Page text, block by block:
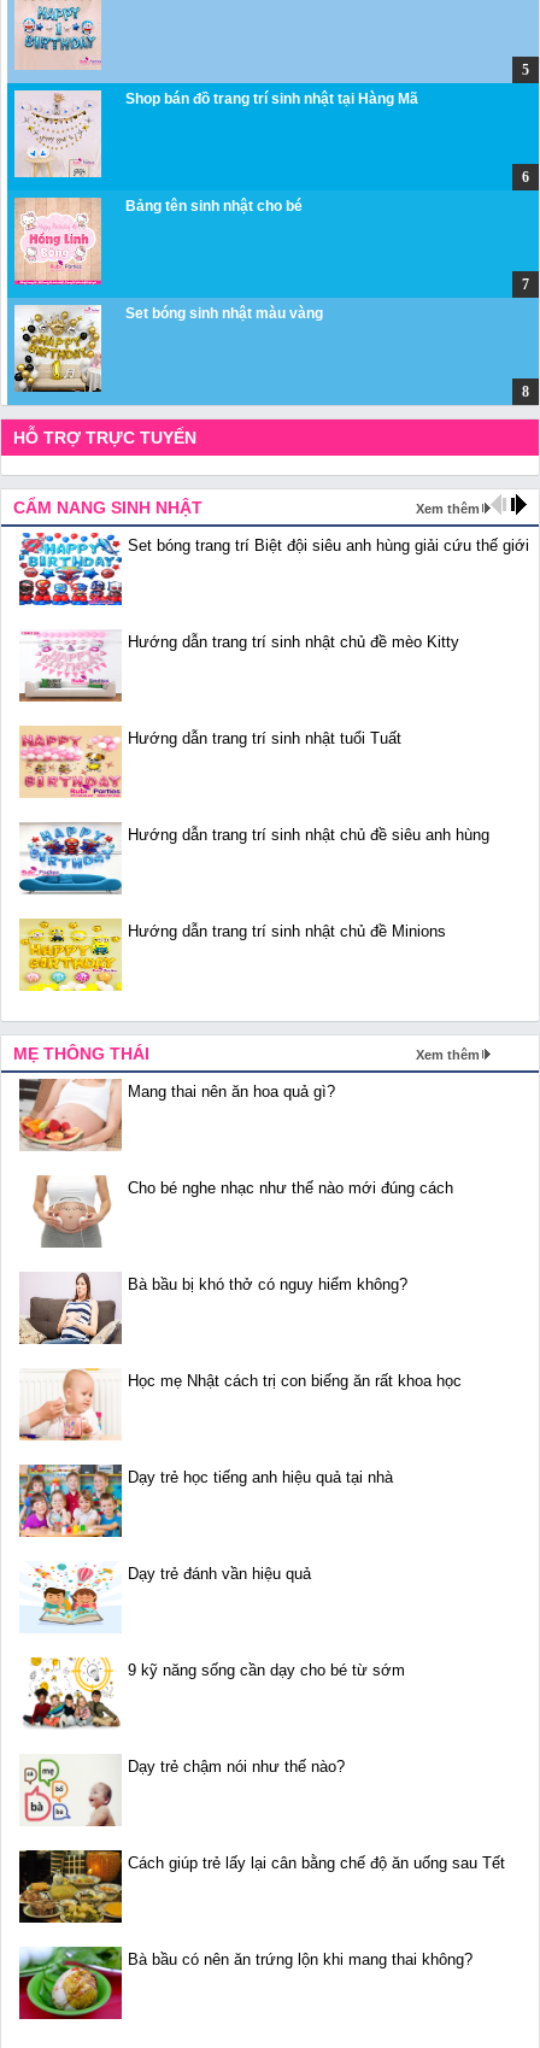
Shop bán đồ trang trí sinh nhật tại Hàng Mã
Bảng tên sinh nhật cho bé
Set bóng sinh nhật màu vàng
HỖ TRỢ TRỰC TUYẾN
CẨM NANG SINH NHẬT Xem thêm
Set bóng trang trí Biệt đội siêu anh hùng giải cứu thế giới
Hướng dẫn trang trí sinh nhật chủ đề mèo Kitty
Hướng dẫn trang trí sinh nhật tuổi Tuất
Hướng dẫn trang trí sinh nhật chủ đề siêu anh hùng
Hướng dẫn trang trí sinh nhật chủ đề Minions
MẸ THÔNG THÁI Xem thêm
Mang thai nên ăn hoa quả gì?
Cho bé nghe nhạc như thế nào mới đúng cách
Bà bầu bị khó thở có nguy hiểm không?
Học mẹ Nhật cách trị con biếng ăn rất khoa học
Dạy trẻ học tiếng anh hiệu quả tại nhà
Dạy trẻ đánh vần hiệu quả
9 kỹ năng sống cần dạy cho bé từ sớm
Dạy trẻ chậm nói như thế nào?
Cách giúp trẻ lấy lại cân bằng chế độ ăn uống sau Tết
Bà bầu có nên ăn trứng lộn khi mang thai không?